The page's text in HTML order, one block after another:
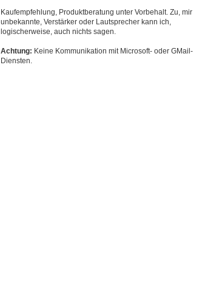
Kaufempfehlung, Produktberatung unter Vorbehalt. Zu, mir
unbekannte, Verstärker oder Lautsprecher kann ich,
logischerweise, auch nichts sagen.
Achtung: Keine Kommunikation mit Microsoft- oder GMail-
Diensten.